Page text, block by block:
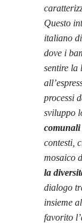
Questo
italiano
dove i
sentire la
processi
sviluppo
comunali
contesti,
mosaico
la
dialogo
insieme
favorito